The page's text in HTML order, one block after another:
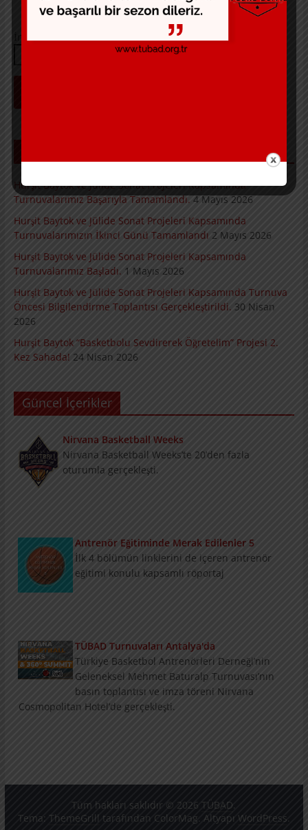
Hurşit Baytok ve Jülide Sonat Projeleri Kapsamında
Turnuvalarımız Başarıyla Tamamlandı. 4 Mayıs 2026
Hurşit Baytok ve Jülide Sonat Projeleri Kapsamında
Turnuvalarımızın İkinci Günü Tamamlandı 2 Mayıs 2026
Hurşit Baytok ve Jülide Sonat Projeleri Kapsamında
Turnuvalarımız Başladı. 1 Mayıs 2026
Hurşit Baytok ve Jülide Sonat Projeleri Kapsamında Turnuva
Öncesi Bilgilendirme Toplantısı Gerçekleştirildi. 30 Nisan
2026
Hurşit Baytok “Basketbolu Sevdirerek Öğretelim” Projesi 2.
Kez Sahada! 24 Nisan 2026
Güncel İçerikler
Nirvana Basketball Weeks
Nirvana Basketball Weeks’te 20’den fazla
oturumla gerçekleşti.
Antrenör Eğitiminde Merak Edilenler 5
İlk 4 bölümün linklerini de içeren antrenör
eğitimi konulu kapsamlı röportaj
TÜBAD Turnuvaları Antalya'da
Türkiye Basketbol Antrenörleri Derneği’nin
Geleneksel Mehmet Baturalp Turnuvası’nın
basın toplantısı ve imza töreni Nirvana
Cosmopolitan Hotel’de gerçekleşti.
Tüm hakları saklıdır © 2026TÜBAD
Tema: ThemeGrill tarafından ColorMag. Altyapı WordPress